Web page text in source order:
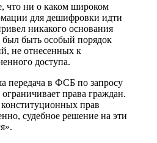
что ни о каком широком
для дешифровки идти
никакого основания
быть особый порядок
не отнесенных к
доступа.
передача в ФСБ по запросу
права граждан.
прав
судебное решение на эти